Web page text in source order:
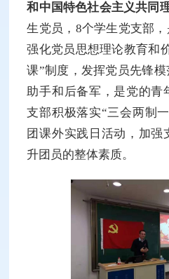
和中国特色社会主义共同
生党员，8个学生党支部，
强化党员思想理论教育和
课”制度，发挥党员先锋
助手和后备军，是党的青
支部积极落实“三会两制
团课外实践日活动，加强
升团员的整体素质。